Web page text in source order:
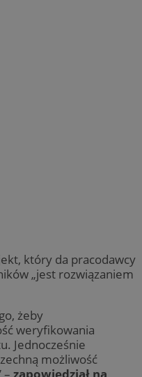
który da pracodawcy
„jest rozwiązaniem
żeby
weryfikowania
Jednocześnie
możliwość